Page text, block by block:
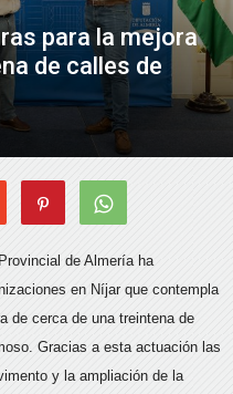
para la mejora
de calles de
de Almería ha
en Níjar que contempla
de cerca de una treintena de
Gracias a esta actuación las
y la ampliación de la